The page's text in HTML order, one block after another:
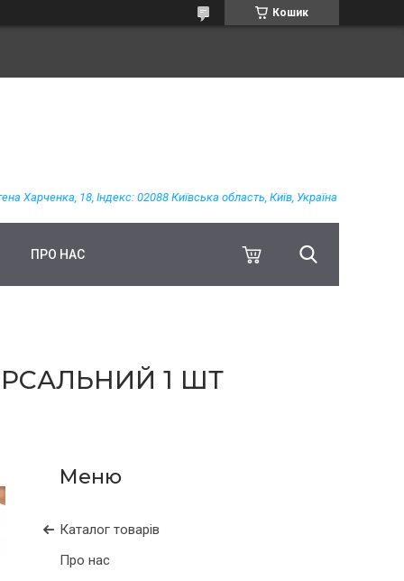
Кошик
Харченка, 18, Індекс: 02088 Київська область, Київ, Україна
ПРО НАС
1 ШТ
Каталог товарів
Про нас